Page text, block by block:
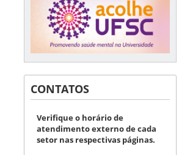
CONTATOS
Verifique o horário de
atendimento externo de cada
setor nas respectivas páginas.